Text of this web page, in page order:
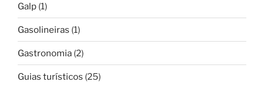
Galp (1)
Gasolineiras (1)
Gastronomia (2)
Guias turísticos (25)